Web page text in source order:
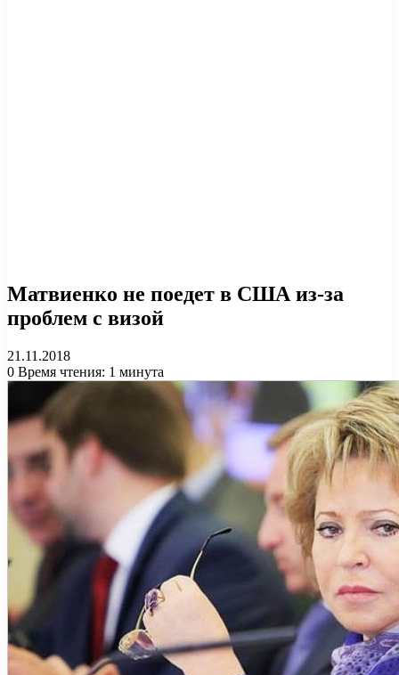
Матвиенко не поедет в США из-за
проблем с визой
21.11.2018
0 Время чтения: 1 минута